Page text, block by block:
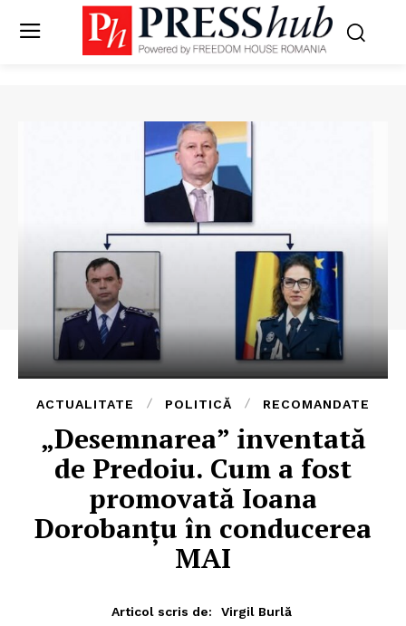
ACTUALITATE POLITICĂ RECOMANDATE
„Desemnarea” inventată
de Predoiu. Cum a fost
promovată Ioana
Dorobanțu în conducerea
MAI
Articol scris de:
Virgil Burlă